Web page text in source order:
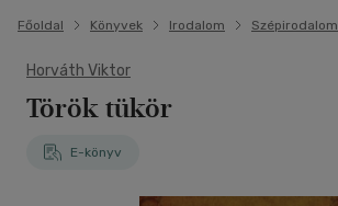
Főoldal Könyvek Irodalom Szépirodalom
Horváth Viktor
Török tükör
E-könyv